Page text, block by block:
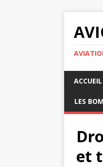
ACCUEIL
LES
et